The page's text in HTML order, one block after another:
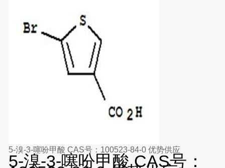
5-溴-3-噻吩甲酸 CAS号：100523-84-0 优势供应
5-溴-3-噻吩甲酸 CAS号：